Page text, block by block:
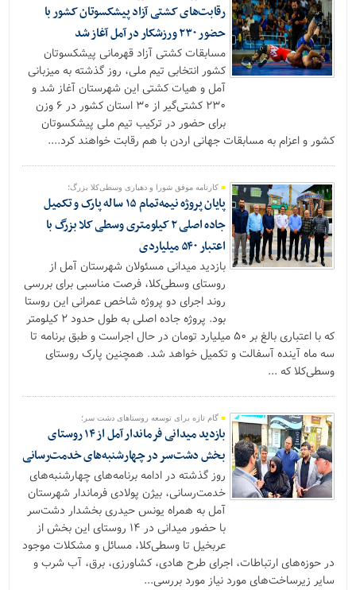
رقابت‌های کشتی آزاد پیشکسوتان کشور با
حضور ۲۳۰ ورزشکار در آمل آغاز شد
مسابقات کشتی آزاد قهرمانی پیشکسوتان
کشور انتخابی تیم ملی، روز گذشته به میزبانی
آمل و هیات کشتی این شهرستان آغاز شد و
۲۳۰ کشتی‌گیر از ۳۰ استان کشور در ۶ وزن
برای حضور در ترکیب تیم ملی پیشکسوتان
کشور و اعزام به مسابقات جهانی اردن با هم رقابت خواهند کرد....
کارنامه موفق شورا و دهیاری وسطی‌کلا بزرگ؛
پایان پروژه نیمه‌تمام ۱۵ ساله پارک و تکمیل
جاده اصلی ۲ کیلومتری وسطی کلا بزرگ با
اعتبار ۵۴۰ میلیاردی
بازدید میدانی مسئولان شهرستان آمل از
روستای وسطی‌کلا، فرصت مناسبی برای بررسی
روند اجرای دو پروژه شاخص عمرانی این روستا
بود. پروژه جاده اصلی به طول حدود ۲ کیلومتر
که با اعتباری بالغ بر ۵۰ میلیارد تومان در حال اجراست و طبق برنامه تا
سه ماه آینده آسفالت و تکمیل خواهد شد. همچنین پارک روستای
وسطی‌کلا که ...
گام تازه برای توسعه روستاهای دشت سر؛
بازدید میدانی فرماندار آمل از ۱۴ روستای
بخش دشت‌سر در چهارشنبه‌های خدمت‌رسانی
روز گذشته در ادامه برنامه‌های چهارشنبه‌های
خدمت‌رسانی، بیژن پولادی فرماندار شهرستان
آمل به همراه یونس حیدری بخشدار دشت‌سر
با حضور میدانی در ۱۴ روستای این بخش از
عربخیل تا وسطی‌کلا، مسائل و مشکلات موجود
در حوزه‌های ارتباطات، اجرای طرح هادی، کشاورزی، برق، آب شرب و
سایر زیرساخت‌های مورد نیاز مورد بررسی...